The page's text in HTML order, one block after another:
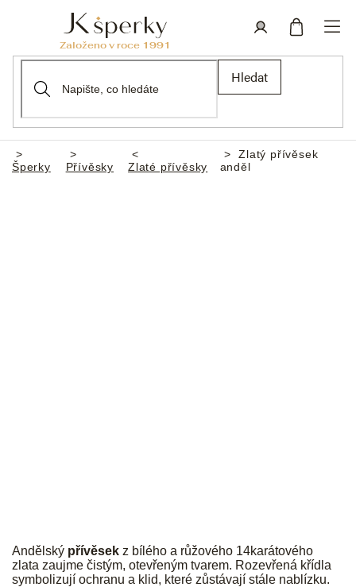
Hledat
Domů
Šperky Přívěsky Zlaté přívěsky
Zlatý přívěsek
anděl
Andělský přívěsek z bílého a růžového 14karátového
zlata zaujme čistým, otevřeným tvarem. Rozevřená křídla
symbolizují ochranu a klid, které zůstávají stále nablízku.